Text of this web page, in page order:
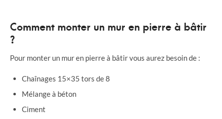
Comment monter un mur en pierre à bâtir
?
Pour monter un mur en pierre à bâtir vous aurez besoin de :
Chaînages 15×35 tors de 8
Mélange à béton
Ciment